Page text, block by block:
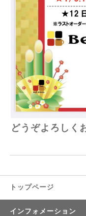
どうぞよろしく
トップページ
インフォメーション